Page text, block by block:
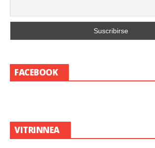
FACEBOOK
VITRINNEA